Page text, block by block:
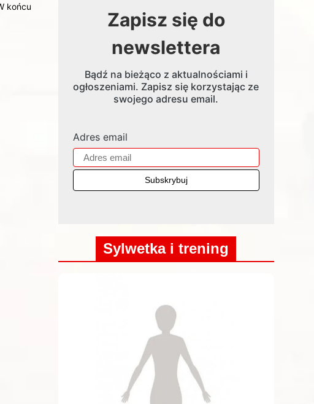
końcu
Zapisz się do
newslettera
Bądź na bieżąco z aktualnościami i
ogłoszeniami. Zapisz się korzystając ze
swojego adresu email.
Adres email
Sylwetka i trening